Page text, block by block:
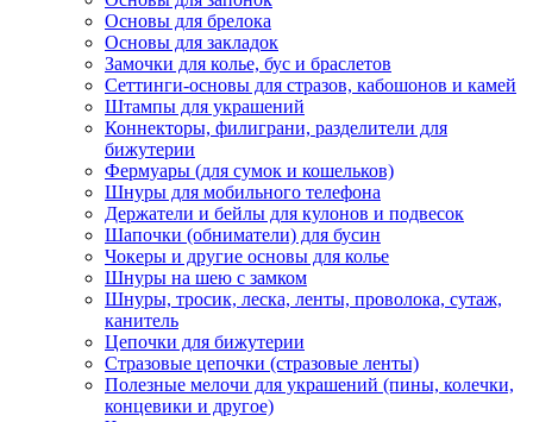
Основы для брелока
Основы для закладок
Замочки для колье, бус и браслетов
Сеттинги-основы для стразов, кабошонов и камей
Штампы для украшений
Коннекторы, филиграни, разделители для
бижутерии
Фермуары (для сумок и кошельков)
Шнуры для мобильного телефона
Держатели и бейлы для кулонов и подвесок
Шапочки (обниматели) для бусин
Чокеры и другие основы для колье
Шнуры на шею с замком
Шнуры, тросик, леска, ленты, проволока, сутаж,
канитель
Цепочки для бижутерии
Стразовые цепочки (стразовые ленты)
Полезные мелочи для украшений (пины, колечки,
концевики и другое)